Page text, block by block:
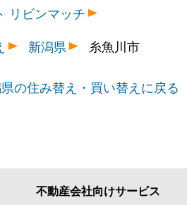
リビンマッチ
新潟県 糸魚川市
の住み替え・買い替えに戻る
不動産会社向けサービス